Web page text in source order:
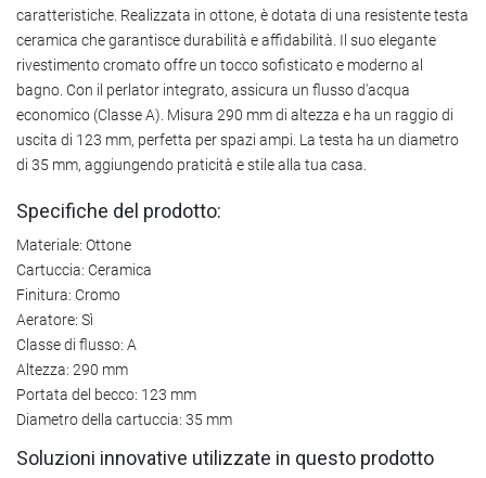
caratteristiche. Realizzata in ottone, è dotata di una resistente testa
ceramica che garantisce durabilità e affidabilità. Il suo elegante
rivestimento cromato offre un tocco sofisticato e moderno al
bagno. Con il perlator integrato, assicura un flusso d'acqua
economico (Classe A). Misura 290 mm di altezza e ha un raggio di
uscita di 123 mm, perfetta per spazi ampi. La testa ha un diametro
di 35 mm, aggiungendo praticità e stile alla tua casa.
Specifiche del prodotto:
Materiale: Ottone
Cartuccia: Ceramica
Finitura: Cromo
Aeratore: Sì
Classe di flusso: A
Altezza: 290 mm
Portata del becco: 123 mm
Diametro della cartuccia: 35 mm
Soluzioni innovative utilizzate in questo prodotto